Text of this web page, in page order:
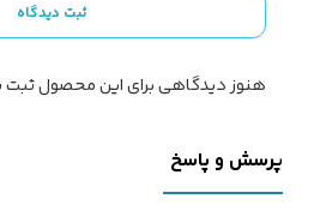
ثبت دیدگاه
هنوز دیدگاهی برای این محصول
پرسش و پاسخ